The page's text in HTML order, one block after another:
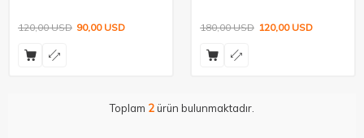
120,00USD 90,00USD 180,00USD 120,00USD
Toplam 2ürün bulunmaktadır.